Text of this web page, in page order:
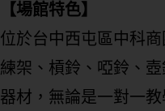
【場館特色】
位於台中西屯區中科商
練架、槓鈴、啞鈴、
器材，無論是一對一